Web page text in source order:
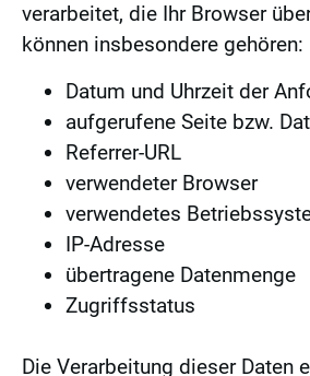
verarbeitet, die Ihr Browser
können insbesondere gehören:
Datum und Uhrzeit der
aufgerufene Seite bzw.
Referrer-URL
verwendeter Browser
verwendetes
IP-Adresse
übertragene Datenmenge
Zugriffsstatus
Die Verarbeitung dieser Daten